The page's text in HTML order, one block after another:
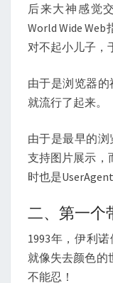
后来大神感觉
World Wide
对不起小儿子，
由于是浏览器的
就流行了起来。
由于是最早的浏
支持图片展示，
时也是
二、第一个
1993年，伊利
就像失去颜色的
不能忍！